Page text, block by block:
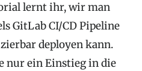
lernt ihr, wir man
GitLab CI/CD Pipeline
deployen kann.
nur ein Einstieg in die